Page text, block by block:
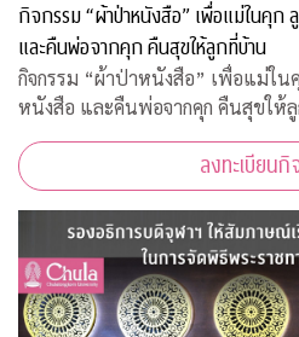
กิจกรรม “ผ้าป่าหนังสือ” เพื่อแม่ในคุก
และคืนพ่อจากคุก คืนสุขให้ลูกที่บ้าน
กิจกรรม “ผ้าป่าหนังสือ” เพื่อแม่ใน
หนังสือ และคืนพ่อจากคุก คืนสุขให้
ลงทะเบียนกิ